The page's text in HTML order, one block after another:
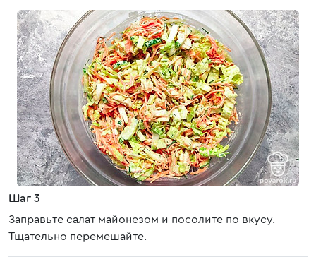
Шаг 3
Заправьте салат майонезом и посолите по вкусу.
Тщательно перемешайте.